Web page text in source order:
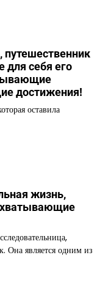
для себя его
достижения!
оставила
жизнь,
Она является одним из